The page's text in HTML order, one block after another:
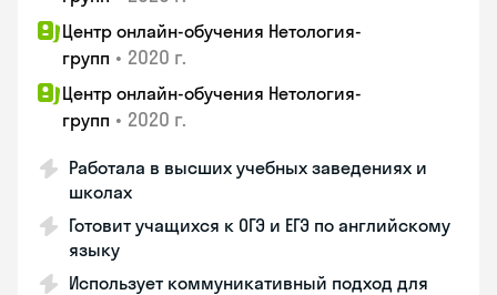
Центр онлайн-обучения Нетология-
групп • 2020 г.
Центр онлайн-обучения Нетология-
групп • 2020 г.
Работала в высших учебных заведениях и
школах
Готовит учащихся к ОГЭ и ЕГЭ по английскому
языку
Использует коммуникативный подход для